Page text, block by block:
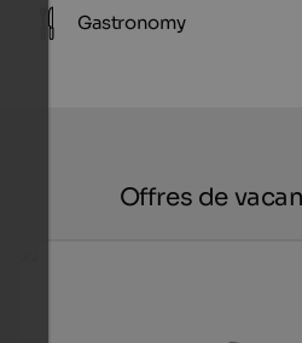
Gastronomy
Offres de